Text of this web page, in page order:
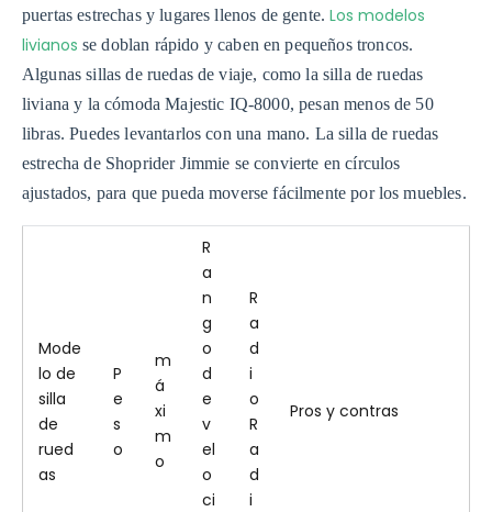
puertas estrechas y lugares llenos de gente.Los modelos
livianos se doblan rápido y caben en pequeños troncos.
Algunas sillas de ruedas de viaje, como la silla de ruedas
liviana y la cómoda Majestic IQ-8000, pesan menos de 50
libras. Puedes levantarlos con una mano. La silla de ruedas
estrecha de Shoprider Jimmie se convierte en círculos
ajustados, para que pueda moverse fácilmente por los muebles.
Mode
lo de
silla
de
rued
as
P
e
s
o
m
á
xi
m
o
R
a
n
g
o
d
e
v
el
o
ci
R
a
d
i
o
R
a
d
i
Pros y contras